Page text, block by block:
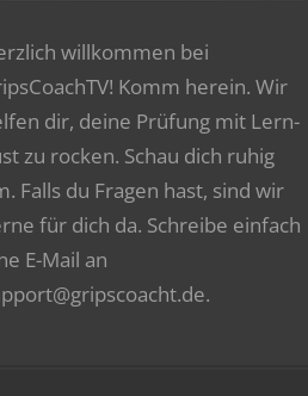
willkommen bei
Komm herein. Wir
dir, deine Prüfung mit Lern-
zu rocken. Schau dich ruhig
Falls du Fragen hast, sind wir
für dich da. Schreibe einfach
E-Mail an